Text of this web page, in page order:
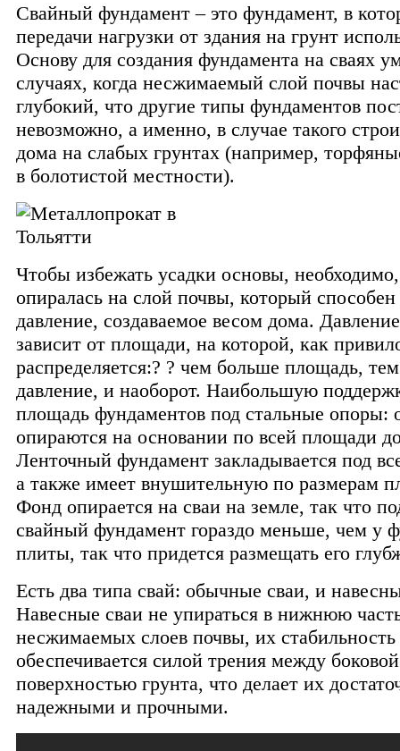
Свайный фундамент – это фундамент, в
передачи нагрузки от здания на грунт
Основу для создания фундамента на сваях
случаях, когда несжимаемый слой почвы
глубокий, что другие типы фундаментов
невозможно, а именно, в случае такого
дома на слабых грунтах (например,
в болотистой местности).
Чтобы избежать усадки основы,
опиралась на слой почвы, который
давление, создаваемое весом дома.
зависит от площади, на которой, как
распределяется:? ? чем больше площадь,
давление, и наоборот. Наибольшую
площадь фундаментов под стальные опоры:
опираются на основании по всей площади
Ленточный фундамент закладывается под
а также имеет внушительную по размерам
Фонд опирается на сваи на земле, так что
свайный фундамент гораздо меньше, чем у
плиты, так что придется размещать его
Есть два типа свай: обычные сваи, и
Навесные сваи не упираться в нижнюю
несжимаемых слоев почвы, их стабильность
обеспечивается силой трения между боковой
поверхностью грунта, что делает их
надежными и прочными.